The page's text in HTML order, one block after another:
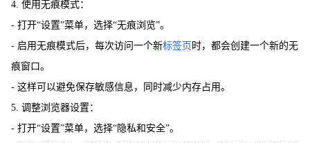
4. 使用无痕模式：
- 打开“设置”菜单，选择“无痕浏览”。
- 启用无痕模式后，每次访问一个新标签页 时，都会创建一个新的无
痕窗口。
- 这样可以避免保存敏感信息，同时减少内存占用。
5. 调整浏览器设置：
- 打开“设置”菜单，选择“隐私和安全”。